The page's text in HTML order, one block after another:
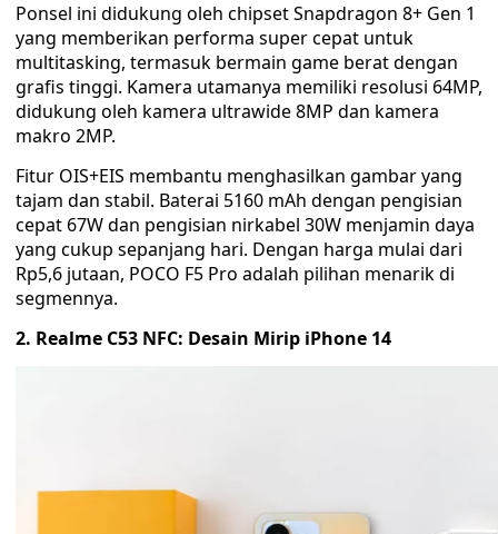
Ponsel ini didukung oleh chipset Snapdragon 8+ Gen 1
yang memberikan performa super cepat untuk
multitasking, termasuk bermain game berat dengan
grafis tinggi. Kamera utamanya memiliki resolusi 64MP,
didukung oleh kamera ultrawide 8MP dan kamera
makro 2MP.
Fitur OIS+EIS membantu menghasilkan gambar yang
tajam dan stabil. Baterai 5160 mAh dengan pengisian
cepat 67W dan pengisian nirkabel 30W menjamin daya
yang cukup sepanjang hari. Dengan harga mulai dari
Rp5,6 jutaan, POCO F5 Pro adalah pilihan menarik di
segmennya.
2. Realme C53 NFC: Desain Mirip iPhone 14